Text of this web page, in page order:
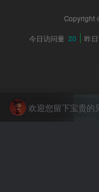
下载链接如下
仅供本站会员可
Copyright
今日访问量 20 昨
欢迎您留下宝贵的